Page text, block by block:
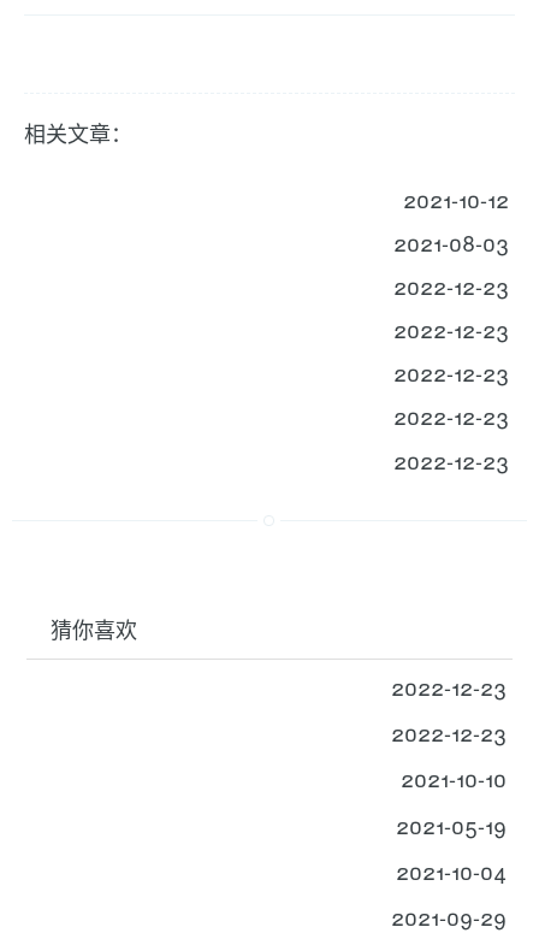
相关文章：
2021-10-12
2021-08-03
2022-12-23
2022-12-23
2022-12-23
2022-12-23
2022-12-23
猜你喜欢
2022-12-23
2022-12-23
2021-10-10
2021-05-19
2021-10-04
2021-09-29